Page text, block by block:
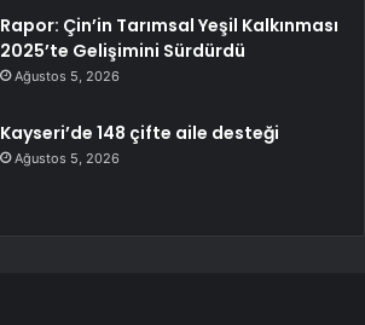
Rapor: Çin’in Tarımsal Yeşil Kalkınması
2025’te Gelişimini Sürdürdü
Ağustos 5, 2026
Kayseri’de 148 çifte aile desteği
Ağustos 5, 2026